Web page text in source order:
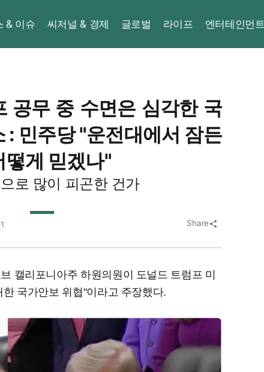
& 이슈 씨저널 & 경제 글로벌 라이프 엔터테인먼트
공무 중 수면은 심각한 국
: 민주당 "운전대에서 잠든
떻게 믿겠나"
로 많이 피곤한 건가
Share share
캘리포니아주 하원의원이 도널드 트럼프 미
국가안보 위협"이라고 주장했다.